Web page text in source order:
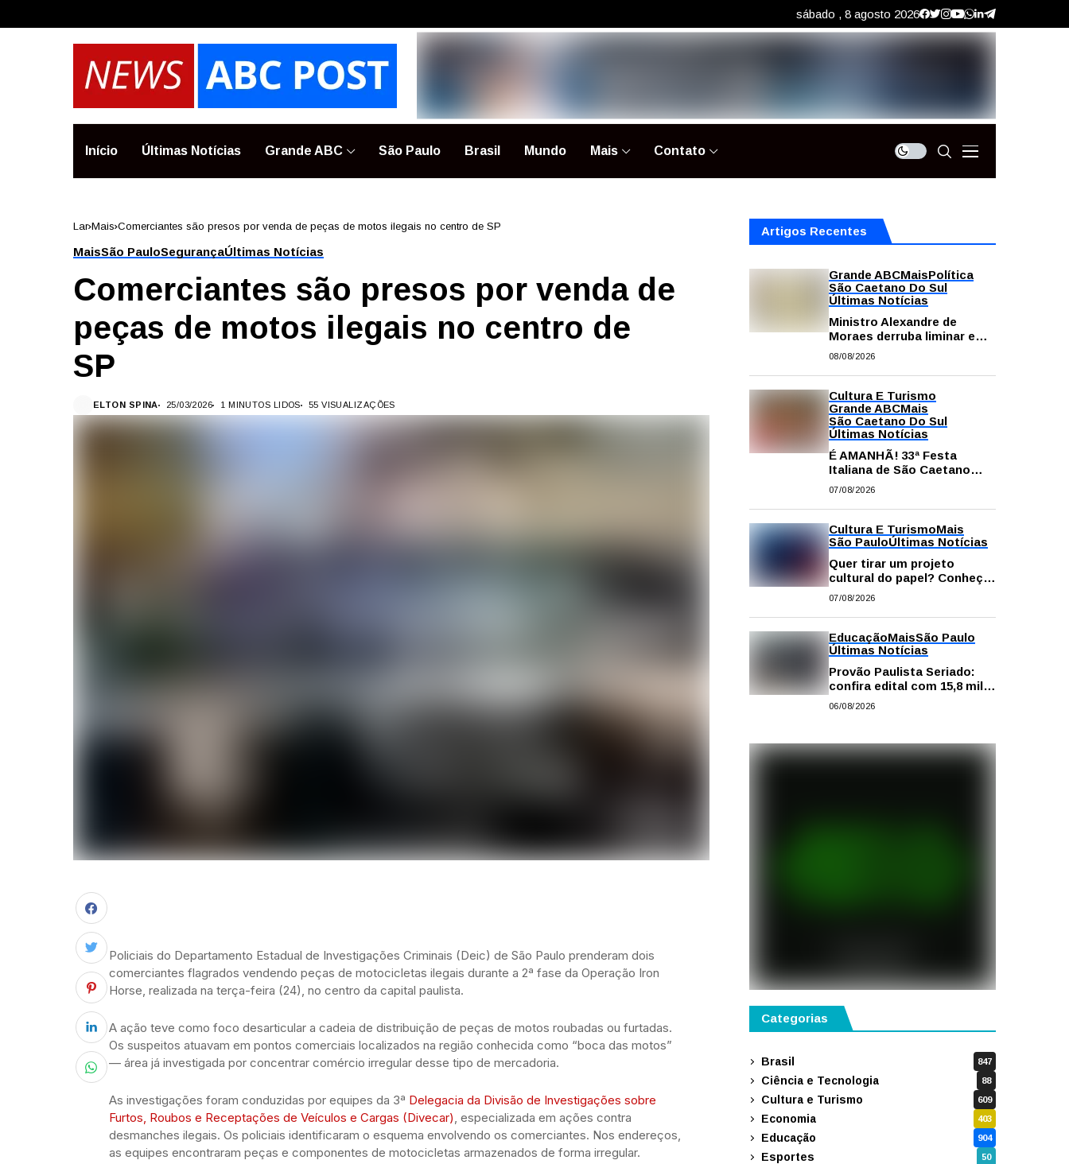
sábado , 8 agosto 2026
Início Últimas Notícias Grande ABC São Paulo Brasil Mundo Mais Contato
Lar Mais Comerciantes são presos por venda de peças de motos ilegais no centro de SP
MaisSão PauloSegurançaÚltimas Notícias
Comerciantes são presos por venda de
peças de motos ilegais no centro de
SP
ELTON SPINA 25/03/2026 1 MINUTOS LIDOS 55 VISUALIZAÇÕES
Policiais do Departamento Estadual de Investigações Criminais (Deic) de São Paulo prenderam dois
comerciantes flagrados vendendo peças de motocicletas ilegais durante a 2ª fase da Operação Iron
Horse, realizada na terça-feira (24), no centro da capital paulista.
A ação teve como foco desarticular a cadeia de distribuição de peças de motos roubadas ou furtadas.
Os suspeitos atuavam em pontos comerciais localizados na região conhecida como “boca das motos”
— área já investigada por concentrar comércio irregular desse tipo de mercadoria.
As investigações foram conduzidas por equipes da 3ª Delegacia da Divisão de Investigações sobre
Furtos, Roubos e Receptações de Veículos e Cargas (Divecar), especializada em ações contra
desmanches ilegais. Os policiais identificaram o esquema envolvendo os comerciantes. Nos endereços,
as equipes encontraram peças e componentes de motocicletas armazenados de forma irregular.
Artigos Recentes
Grande ABCMaisPolítica
São Caetano Do Sul
Últimas Notícias
Ministro Alexandre de
Moraes derruba liminar e
restabelece andamento de
contra vereador Matheus
Gianello
08/08/2026
Cultura E Turismo
Grande ABCMais
São Caetano Do Sul
Últimas Notícias
É AMANHÃ! 33ª Festa
Italiana de São Caetano
começa neste sábado com
solidariedade
07/08/2026
Cultura E TurismoMais
São PauloÚltimas Notícias
Quer tirar um projeto
cultural do papel? Conheça
os principais editais
07/08/2026
EducaçãoMaisSão Paulo
Últimas Notícias
Provão Paulista Seriado:
confira edital com 15,8 mil
vagas para ensino superior
06/08/2026
Categorias
Brasil 847
Ciência e Tecnologia 88
Cultura e Turismo 609
Economia 403
Educação 904
Esportes 50